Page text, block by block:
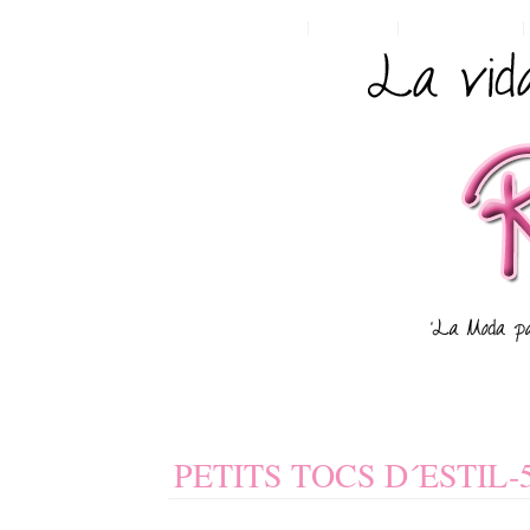
PETITS TOCS D´ESTIL-